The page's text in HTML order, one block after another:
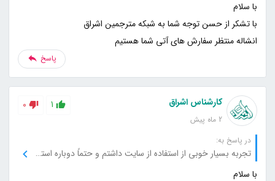
انشاله منتظر سفارش های آتی شما هستیم
پاسخ
کارشناس اشراق
2 ماه پیش
1
0
در پاسخ به:
تجربه بسیار خوبی از استفاده از سایت داشتم و حتماً دوباره استفاده می‌کنم.